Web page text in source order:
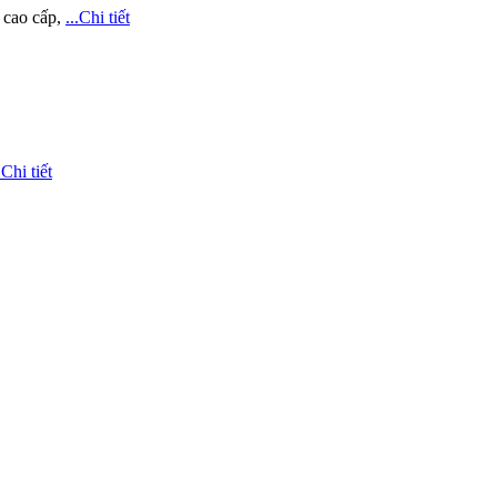
cấp, ...Chi tiết
tiết